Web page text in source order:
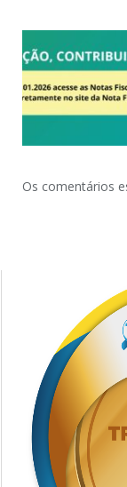
Os comentários